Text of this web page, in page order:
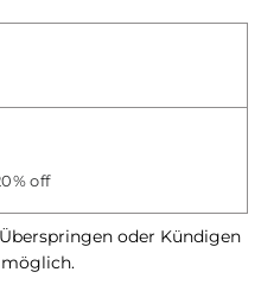
off
oder Kündigen